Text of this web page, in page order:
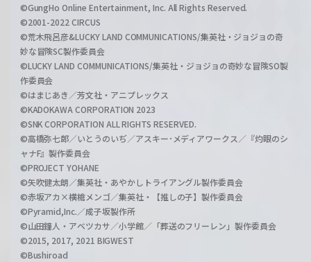
©GungHo Online Entertainment, Inc. All Rights Reserved.
©2001-2022 CIRCUS
©荒木飛呂彦&LUCKY LAND COMMUNICATIONS/集英社・ジョジョの奇
妙な冒険SC製作委員会
©LUCKY LAND COMMUNICATIONS/集英社・ジョジョの奇妙な冒険SO製
作委員会
©はまじあき／芳文社・アニプレックス
©KADOKAWA CORPORATION 2023
©SNK CORPORATION ALL RIGHTS RESERVED.
©高橋弥七郎／いとうのいぢ／アスキー･メディアワークス／『灼眼のシ
ャナF』製作委員会
©PROJECT YOHANE
©矢吹健太朗／集英社・あやかしトライアングル製作委員会
©赤坂アカ×横槍メンゴ／集英社・【推しの子】製作委員会
©Pyramid,Inc.／成子坂製作所
©山田鐘人・アベツカサ／小学館／「葬送のフリーレン」製作委員会
©2015, 2017, 2021 BIGWEST
©Bushiroad